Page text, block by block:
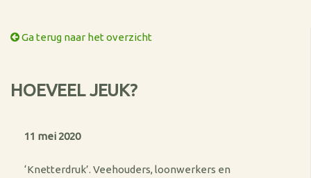
Ga terug naar het overzicht
HOEVEEL JEUK?
11 mei 2020
‘Knetterdruk’. Veehouders, loonwerkers en